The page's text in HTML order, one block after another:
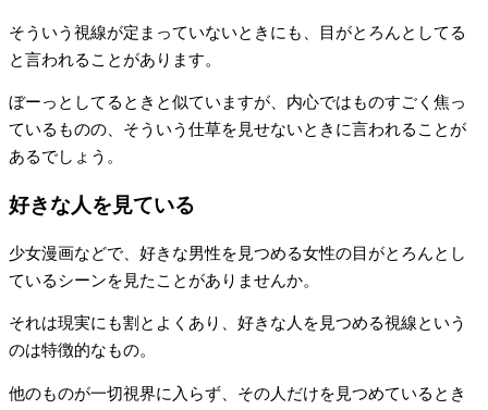
そういう視線が定まっていないときにも、目がとろんとしてる
と言われることがあります。
ぼーっとしてるときと似ていますが、内心ではものすごく焦っ
ているものの、そういう仕草を見せないときに言われることが
あるでしょう。
好きな人を見ている
少女漫画などで、好きな男性を見つめる女性の目がとろんとし
ているシーンを見たことがありませんか。
それは現実にも割とよくあり、好きな人を見つめる視線という
のは特徴的なもの。
他のものが一切視界に入らず、その人だけを見つめているとき